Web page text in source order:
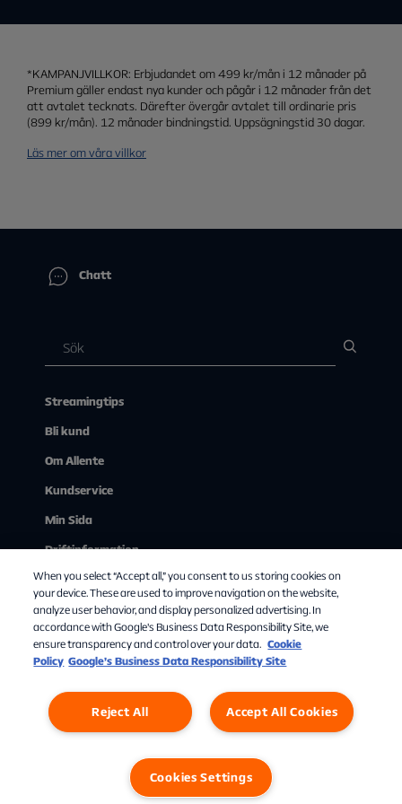
*KAMPANJVILLKOR: Erbjudandet om 499 kr/mån i 12 månader på
Premium gäller endast nya kunder och pågår i 12 månader från det
att avtalet tecknats. Därefter övergår avtalet till ordinarie pris
(899 kr/mån). 12 månader bindningstid. Uppsägningstid 30 dagar.
Läs mer om våra villkor
Chatt
Streamingtips
Bli kund
Om Allente
Kundservice
Min Sida
Driftinformation
Se på tv via webben
Personuppgifter CookiesCookies Settings
When you select “Accept all,” you consent to us storing cookies on
your device. These are used to improve navigation on the website,
analyze user behavior, and display personalized advertising. In
accordance with Google's Business Data Responsibility Site, we
ensure transparency and control over your data. Cookie
Policy Google’s Business Data Responsibility Site
Accept All Cookies
Reject All
Cookies Settings